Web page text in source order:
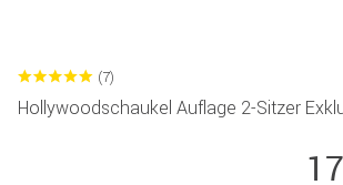
(7)
Hollywoodschaukel Auflage 2-Sitzer